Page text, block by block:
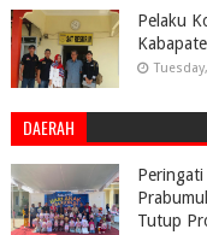
Pelaku
DAERAH
Peringati
Tutup